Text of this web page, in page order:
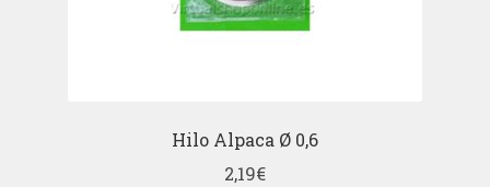
Hilo Alpaca Ø 0,6
2,19€